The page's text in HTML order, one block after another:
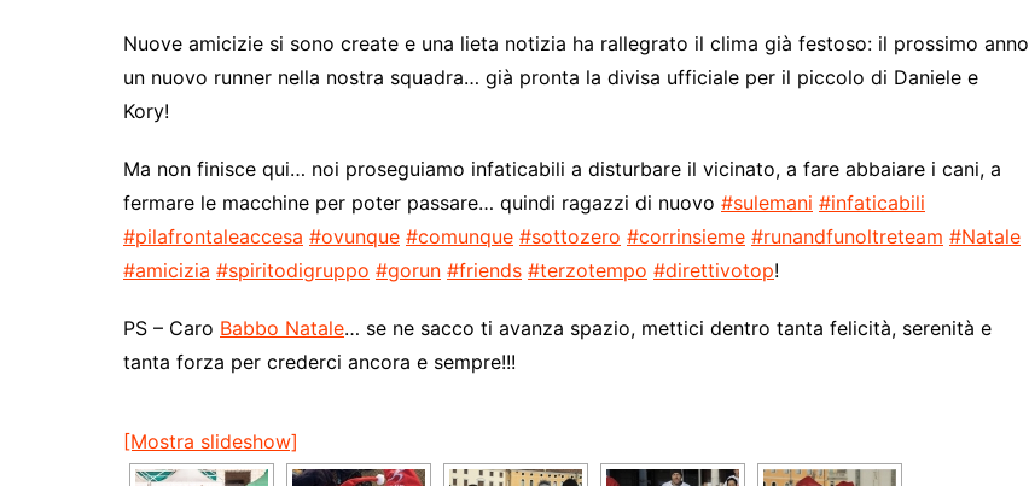
Nuove amicizie si sono create e una lieta notizia ha rallegrato il clima già festoso: il prossimo anno
un nuovo runner nella nostra squadra… già pronta la divisa ufficiale per il piccolo di Daniele e
Kory!
Ma non finisce qui… noi proseguiamo infaticabili a disturbare il vicinato, a fare abbaiare i cani, a
fermare le macchine per poter passare… quindi ragazzi di nuovo #sulemani #infaticabili
#pilafrontaleaccesa #ovunque #comunque #sottozero #corrinsieme #runandfunoltreteam #Natale
#amicizia #spiritodigruppo #gorun #friends #terzotempo #direttivotop!
PS – Caro Babbo Natale… se ne sacco ti avanza spazio, mettici dentro tanta felicità, serenità e
tanta forza per crederci ancora e sempre!!!
[Mostra slideshow]